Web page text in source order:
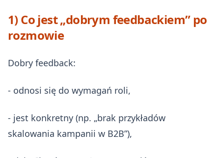
1) Co jest „dobrym feedbackiem” po
rozmowie
Dobry feedback:
- odnosi się do wymagań roli,
- jest konkretny (np. „brak przykładów
skalowania kampanii w B2B”),